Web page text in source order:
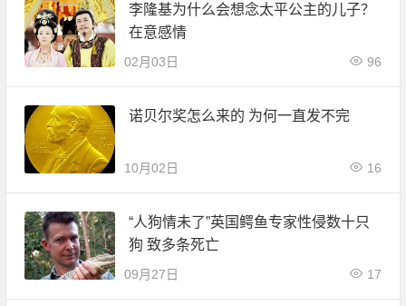
李隆基为什么会想念太平公主的儿子？
在意感情
02月03日 96
诺贝尔奖怎么来的 为何一直发不完
10月02日 16
“人狗情未了”英国鳄鱼专家性侵数十只
狗 致多条死亡
09月27日 17